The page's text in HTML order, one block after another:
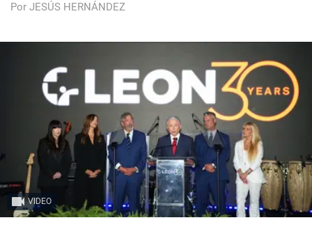
Por JESÚS HERNÁNDEZ
VIDEO